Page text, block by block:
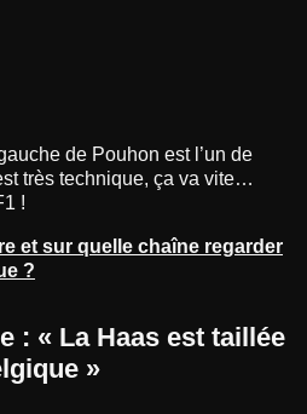
de Pouhon est l’un de
très technique, ça va vite…
!
et sur quelle chaîne regarder
?
: « La Haas est taillée
»